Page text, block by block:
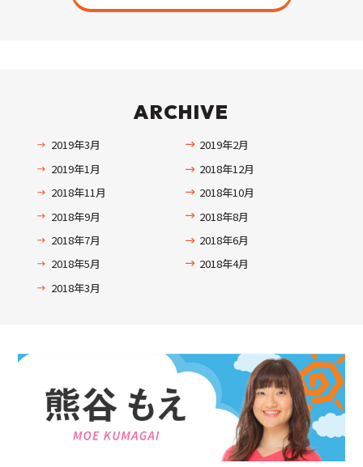
ARCHIVE
2019年3月
2019年2月
2019年1月
2018年12月
2018年11月
2018年10月
2018年9月
2018年8月
2018年7月
2018年6月
2018年5月
2018年4月
2018年3月